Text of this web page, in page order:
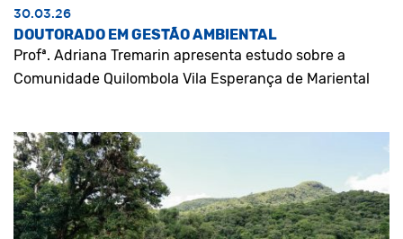
30.03.26
DOUTORADO EM GESTÃO AMBIENTAL
Profª. Adriana Tremarin apresenta estudo sobre a
Comunidade Quilombola Vila Esperança de Mariental